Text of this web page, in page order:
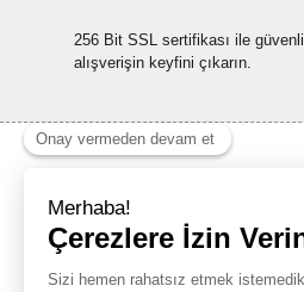
256 Bit SSL sertifikası ile güvenli
alışverişin keyfini çıkarın.